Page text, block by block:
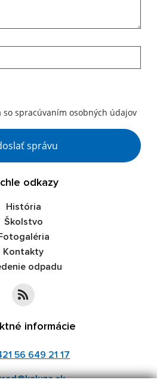
so spracúvaním osobných údajov
správu
odkazy
História
Školstvo
Kontakty
odpadu
informácie
56 649 21 17